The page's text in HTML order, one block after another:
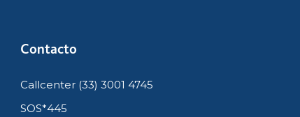
Contacto
Callcenter (33) 3001 4745
SOS*445